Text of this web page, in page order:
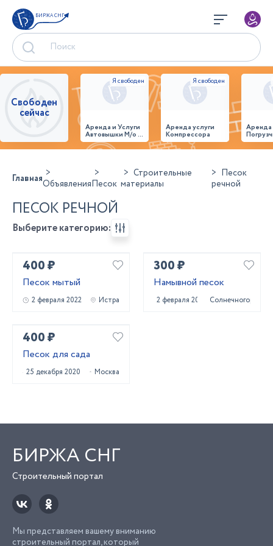
БИРЖА СНГ
Свободен
сейчас
Аренда и Услуги
Автовышки М/о г.
Домодедово
26,28,32 место
Аренда услуги
Компрессора
ГлавнаяОбъявленияПесок
Строительные
материалы
Песок
речной
ПЕСОК РЕЧНОЙ
Выберите категорию:
400 ₽
Песок мытый
2 февраля 2022 Истра
300 ₽
Намывной песок
2 февраля 2022 Солнечногорск
400 ₽
Песок для сада
25 декабря 2020 Москва
БИРЖА СНГ
Строительный портал
Мы представляем вашему вниманию
строительный портал, который